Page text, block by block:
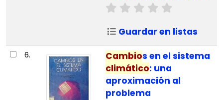
Guardar en listas
6. Cambios en el sistema
climático: una
aproximación al
problema